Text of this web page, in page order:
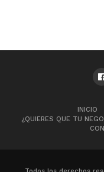
INICIO
¿QUIERES QUE TU